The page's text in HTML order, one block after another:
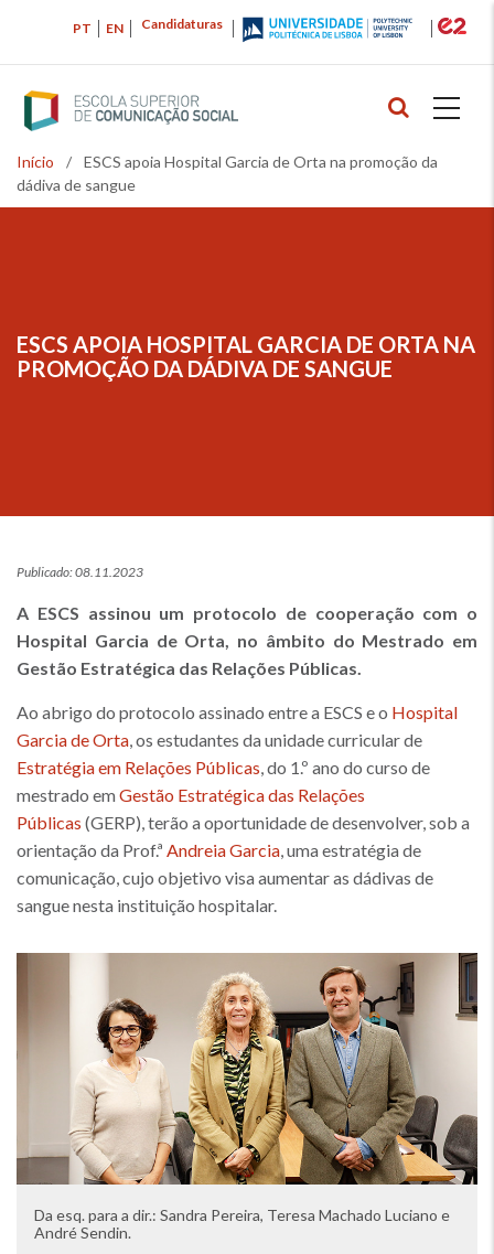
principal
Candidaturas
PT EN
Navegação
estrutural
Início /
ESCS apoia Hospital Garcia de Orta na promoção da
dádiva de sangue
ESCS APOIA HOSPITAL GARCIA DE ORTA NA
PROMOÇÃO DA DÁDIVA DE SANGUE
NAVEGAÇÃO
ESTRUTURAL
Publicado: 08.11.2023
A ESCS assinou um protocolo de cooperação com o
Hospital Garcia de Orta, no âmbito do Mestrado em
Gestão Estratégica das Relações Públicas.
Ao abrigo do protocolo assinado entre a ESCS e o Hospital
Garcia de Orta, os estudantes da unidade curricular de
Estratégia em Relações Públicas, do 1.º ano do curso de
mestrado emGestão Estratégica das Relações
Públicas (GERP), terão a oportunidade de desenvolver, sob a
orientação da Prof.ª Andreia Garcia, uma estratégia de
comunicação, cujo objetivo visa aumentar as dádivas de
sangue nesta instituição hospitalar.
Da esq. para a dir.: Sandra Pereira, Teresa Machado Luciano e
André Sendin.